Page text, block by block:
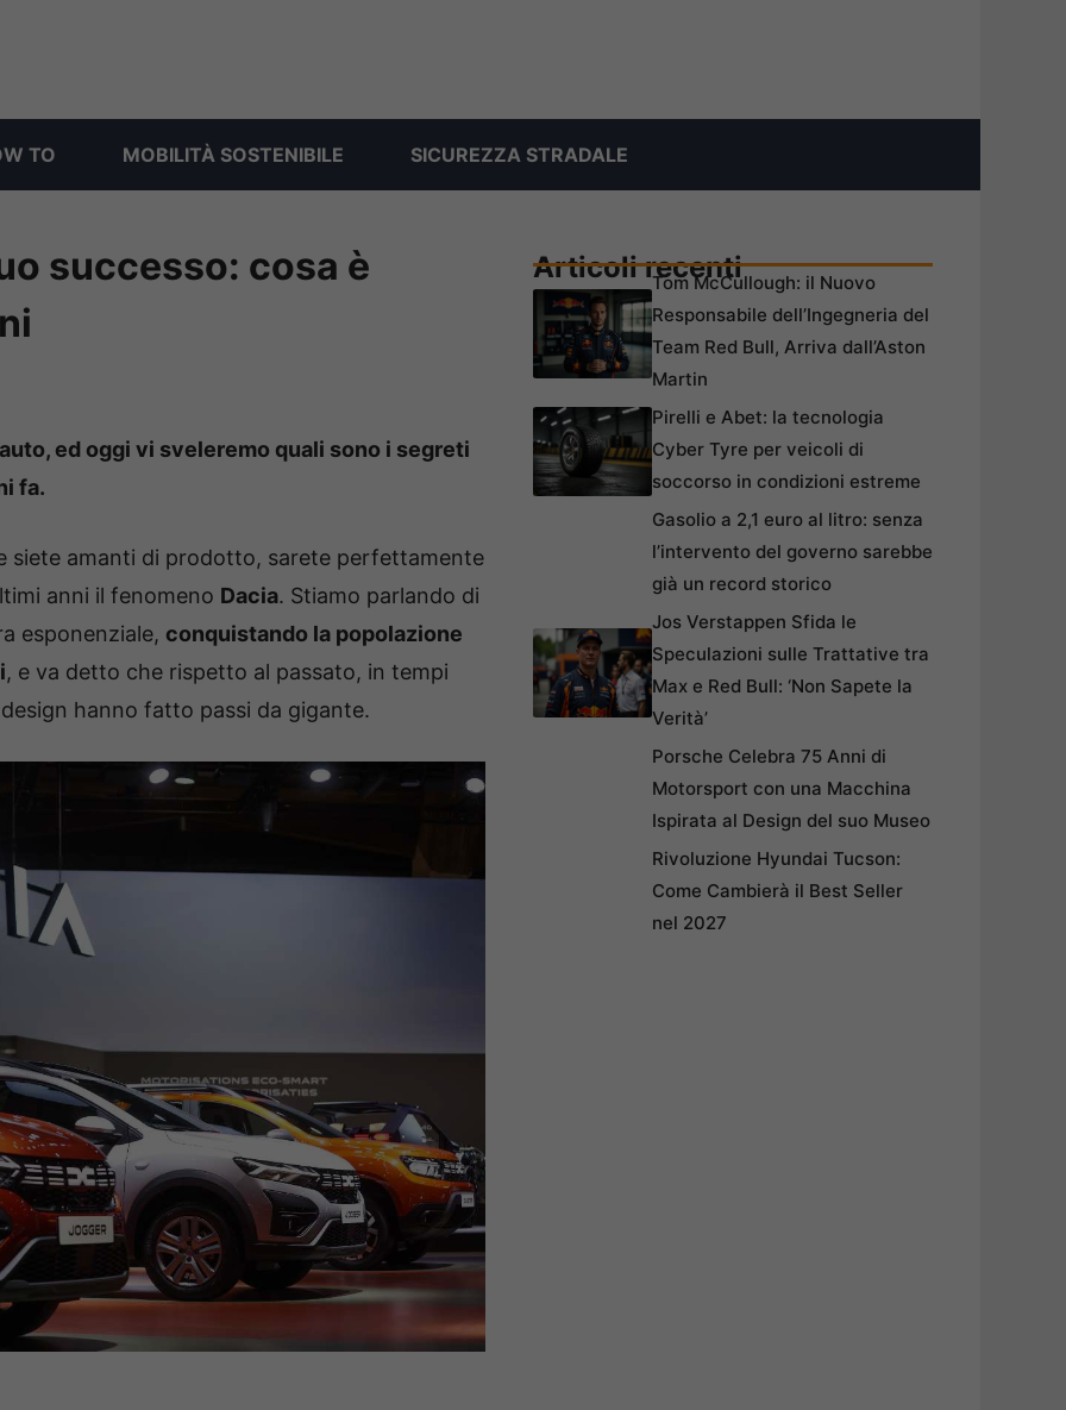
TO MOBILITÀ SOSTENIBILE SICUREZZA STRADALE
successo: cosa è
ed oggi vi sveleremo quali sono i segreti
fa.
siete amanti di prodotto, sarete perfettamente
anni il fenomeno Dacia. Stiamo parlando di
esponenziale, conquistando la popolazione
, e va detto che rispetto al passato, in tempi
hanno fatto passi da gigante.
Articoli recentiTom McCullough: il Nuovo
Responsabile dell’Ingegneria del
Team Red Bull, Arriva dall’Aston
Martin
Pirelli e Abet: la tecnologia
Cyber Tyre per veicoli di
soccorso in condizioni estreme
Gasolio a 2,1 euro al litro: senza
l’intervento del governo sarebbe
già un record storico
Jos Verstappen Sfida le
Speculazioni sulle Trattative tra
Max e Red Bull: ‘Non Sapete la
Verità’
Porsche Celebra 75 Anni di
Motorsport con una Macchina
Ispirata al Design del suo Museo
Rivoluzione Hyundai Tucson:
Come Cambierà il Best Seller
nel 2027